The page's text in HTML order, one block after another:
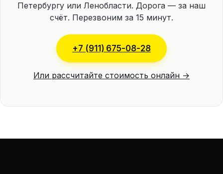
Петербургу или Ленобласти. Дорога — за наш
счёт. Перезвоним за 15 минут.
+7 (911) 675-08-28
Или рассчитайте стоимость онлайн →